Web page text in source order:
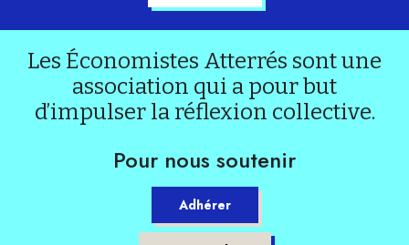
Les Économistes Atterrés sont une
association qui a pour but
d’impulser la réflexion collective.
Pour nous soutenir
Adhérer